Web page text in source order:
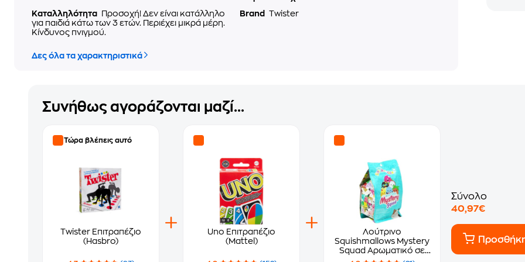
Καταλληλότητα
Προσοχή! Δεν είναι κατάλληλο
για παιδιά κάτω των 3 ετών. Περιέχει μικρά μέρη.
Κίνδυνος πνιγμού.
Brand Twister
Δες όλα τα χαρακτηριστικά
Συνήθως αγοράζονται μαζί...
Τώρα βλέπεις αυτό
Twister Επιτραπέζιο
(Hasbro)
Uno Επιτραπέζιο
(Mattel)
Λούτρινο
Squishmallows Mystery
Squad Αρωματικό σε
Σακουλάκι Έκπληξη σε
Σύνολο
40,97€